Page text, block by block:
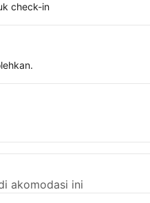
check-in
akomodasi ini